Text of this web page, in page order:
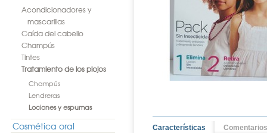
Acondicionadores y
mascarillas
Caída del cabello
Champús
Tintes
Tratamiento de los piojos
Champús
Lendreras
Lociones y espumas
Cosmética oral
Características Comentarios